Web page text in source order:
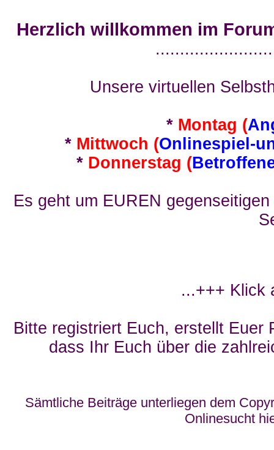
Herzlich willkommen im
Unsere virtuellen
* Montag (
* Mittwoch (Onlinespiel-
* Donnerstag (
Es geht um EUREN
...+++ Klick
Bitte registriert Euch, erstellt Euer
dass Ihr Euch über die
Sämtliche Beiträge unterliegen dem
Onlinesucht